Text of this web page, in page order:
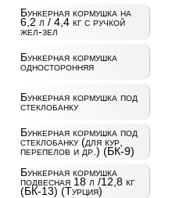
Бункерная кормушка на
6,2 л / 4,4 кг с ручкой
жел-зел
Бункерная кормушка
односторонняя
Бункерная кормушка под
стеклобанку
Бункерная кормушка под
стеклобанку (для кур,
перепелов и др.) (БК-9)
Бункерная кормушка
подвесная 18 л /12,8 кг
(БК-13) (Турция)